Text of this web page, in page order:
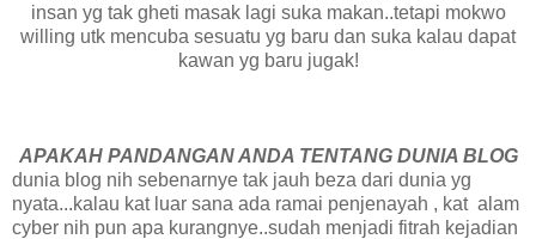
insan yg tak gheti masak lagi suka makan..tetapi mokwo
willing utk mencuba sesuatu yg baru dan suka kalau dapat
kawan yg baru jugak!
APAKAH PANDANGAN ANDA TENTANG DUNIA BLOG
dunia blog nih sebenarnye tak jauh beza dari dunia yg
nyata...kalau kat luar sana ada ramai penjenayah , kat alam
cyber nih pun apa kurangnye..sudah menjadi fitrah kejadian